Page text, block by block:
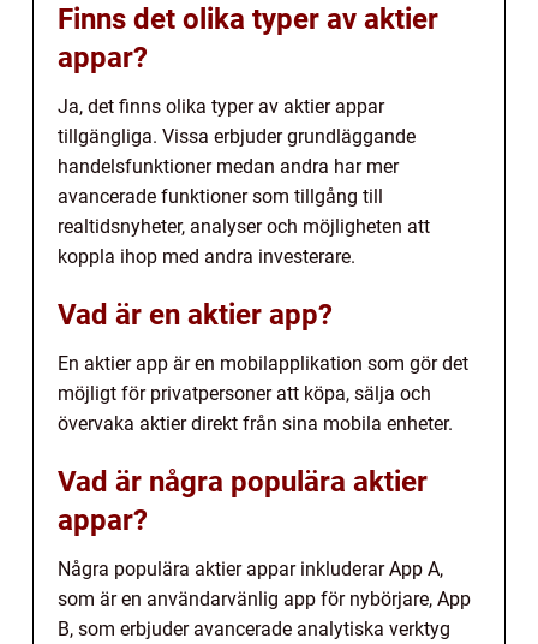
Finns det olika typer av aktier
appar?
Ja, det finns olika typer av aktier appar
tillgängliga. Vissa erbjuder grundläggande
handelsfunktioner medan andra har mer
avancerade funktioner som tillgång till
realtidsnyheter, analyser och möjligheten att
koppla ihop med andra investerare.
Vad är en aktier app?
En aktier app är en mobilapplikation som gör det
möjligt för privatpersoner att köpa, sälja och
övervaka aktier direkt från sina mobila enheter.
Vad är några populära aktier
appar?
Några populära aktier appar inkluderar App A,
som är en användarvänlig app för nybörjare, App
B, som erbjuder avancerade analytiska verktyg